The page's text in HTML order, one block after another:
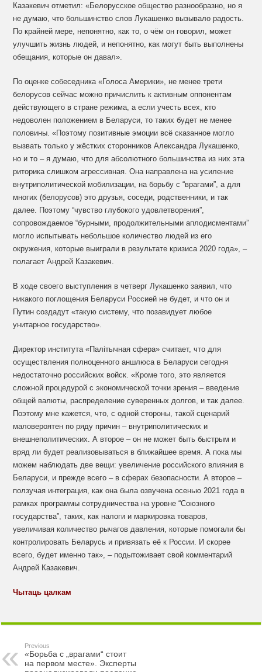
Казакевич отметил: «Белорусское общество разнообразно, но я
не думаю, что большинство слов Лукашенко вызывало радость.
По крайней мере, непонятно, как то, о чём он говорил, может
улучшить жизнь людей, и непонятно, как могут быть выполнены
обещания, которые он давал».
По оценке собеседника «Голоса Америки», не менее трети
белорусов сейчас можно причислить к активным оппонентам
действующего в стране режима, а если учесть всех, кто
недоволен положением в Беларуси, то таких будет не менее
половины. «Поэтому позитивные эмоции всё сказанное могло
вызвать только у жёстких сторонников Александра Лукашенко,
но и то – я думаю, что для абсолютного большинства из них эта
риторика слишком агрессивная. Она направлена на усиление
внутриполитической мобилизации, на борьбу с “врагами”, а для
многих (белорусов) это друзья, соседи, родственники, и так
далее. Поэтому “чувство глубокого удовлетворения”,
сопровождаемое “бурными, продолжительными аплодисментами”
могло испытывать небольшое количество людей из его
окружения, которые выиграли в результате кризиса 2020 года», –
полагает Андрей Казакевич.
В ходе своего выступления в четверг Лукашенко заявил, что
никакого поглощения Беларуси Россией не будет, и что он и
Путин создадут «такую систему, что позавидует любое
унитарное государство».
Директор института «Палітычная сфера» считает, что для
осуществления полноценного аншлюса в Беларуси сегодня
недостаточно российских войск. «Кроме того, это является
сложной процедурой с экономической точки зрения – введение
общей валюты, распределение суверенных долгов, и так далее.
Поэтому мне кажется, что, с одной стороны, такой сценарий
маловероятен по ряду причин – внутриполитических и
внешнеполитических. А второе – он не может быть быстрым и
вряд ли будет реализовываться в ближайшее время. А пока мы
можем наблюдать две вещи: увеличение российского влияния в
Беларуси, и прежде всего – в сферах безопасности. А второе –
ползучая интеграция, как она была озвучена осенью 2021 года в
рамках программы сотрудничества на уровне “Союзного
государства”, таких, как налоги и маркировка товаров,
увеличивая количество рычагов давления, которые помогали бы
контролировать Беларусь и привязать её к России. И скорее
всего, будет именно так», – подытоживает свой комментарий
Андрей Казакевич.
Чытаць цалкам
Previous
«Борьба с „врагами“ стоит
на первом месте». Эксперты